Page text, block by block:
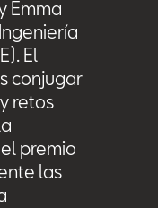
Emma
El
conjugar
retos
premio
las